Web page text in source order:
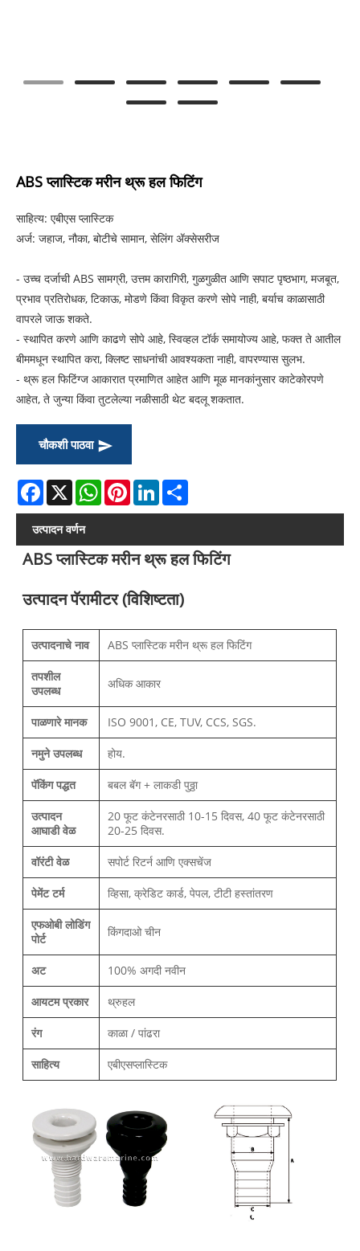
ABS प्लास्टिक मरीन थ्रू हल फिटिंग
साहित्य: एबीएस प्लास्टिक
अर्ज: जहाज, नौका, बोटीचे सामान, सेलिंग ॲक्सेसरीज
- उच्च दर्जाची ABS सामग्री, उत्तम कारागिरी, गुळगुळीत आणि सपाट पृष्ठभाग, मजबूत,
प्रभाव प्रतिरोधक, टिकाऊ, मोडणे किंवा विकृत करणे सोपे नाही, बर्याच काळासाठी
वापरले जाऊ शकते.
- स्थापित करणे आणि काढणे सोपे आहे, स्विव्हल टॉर्क समायोज्य आहे, फक्त ते आतील
बीममधून स्थापित करा, क्लिष्ट साधनांची आवश्यकता नाही, वापरण्यास सुलभ.
- थ्रू हल फिटिंग्ज आकारात प्रमाणित आहेत आणि मूळ मानकांनुसार काटेकोरपणे
आहेत, ते जुन्या किंवा तुटलेल्या नळीसाठी थेट बदलू शकतात.
चौकशी पाठवा
Facebook
X WhatsAppPinterestLinkedIn
उत्पादन वर्णन
ABS प्लास्टिक मरीन थ्रू हल फिटिंग
उत्पादन पॅरामीटर (विशिष्टता)
उत्पादनाचे नाव ABS प्लास्टिक मरीन थ्रू हल फिटिंग
तपशील
उपलब्ध
अधिक आकार
पाळणारे मानक ISO 9001, CE, TUV, CCS, SGS.
नमुने उपलब्ध होय.
पॅकिंग पद्धत बबल बॅग + लाकडी पुठ्ठा
उत्पादन
आघाडी वेळ
20 फूट कंटेनरसाठी 10-15 दिवस, 40 फूट कंटेनरसाठी
20-25 दिवस.
वॉरंटी वेळ सपोर्ट रिटर्न आणि एक्सचेंज
पेमेंट टर्म व्हिसा, क्रेडिट कार्ड, पेपल, टीटी हस्तांतरण
एफओबी लोडिंग
पोर्ट
किंगदाओ चीन
अट 100% अगदी नवीन
आयटम प्रकार थ्रुहल
रंग काळा / पांढरा
साहित्य एबीएसप्लास्टिक